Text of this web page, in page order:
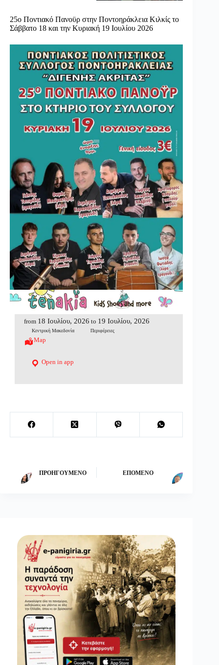
25ο Ποντιακό Πανοϋρ στην Ποντοηράκλεια Κιλκίς το
Σάββατο 18 και την Κυριακή 19 Ιουλίου 2026
from 18 Ιουλίου, 2026 to 19 Ιουλίου, 2026
Κεντρική Μακεδονία Περιφέρειες
Map
Open in app
ΠΡΟΗΓΟΎΜΕΝΟ ΕΠΌΜΕΝΟ